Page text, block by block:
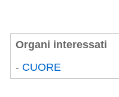
Organi interessati
- CUORE